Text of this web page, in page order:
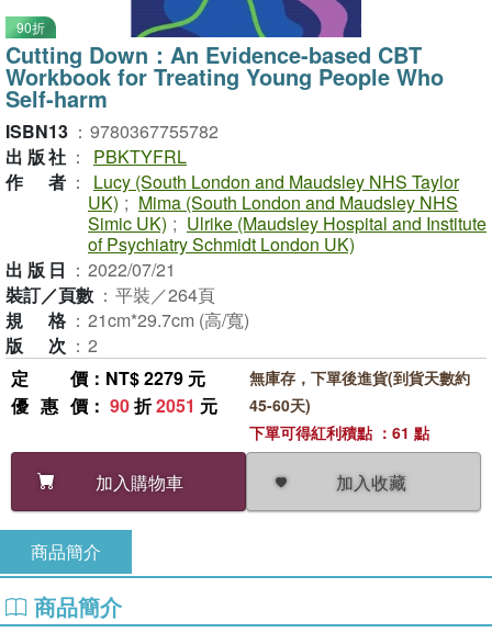
90折
Cutting Down：An Evidence-based CBT
Workbook for Treating Young People Who
Self-harm
ISBN13 ： 9780367755782
出版社 ：
PBKTYFRL
作者 ：
Lucy (South London and Maudsley NHS Taylor
UK) ; Mima (South London and Maudsley NHS
Simic UK) ; Ulrike (Maudsley Hospital and Institute
of Psychiatry Schmidt London UK)
出版日 ： 2022/07/21
裝訂／頁數 ： 平裝／264頁
規格 ： 21cm*29.7cm (高/寬)
版次 ： 2
定價 ：NT$ 2279 元
優惠價 ： 90折2051 元
加入購物車 加入收藏
無庫存，下單後進貨(到貨天數約
45-60天)
下單可得紅利積點 ：61 點
商品簡介
商品簡介